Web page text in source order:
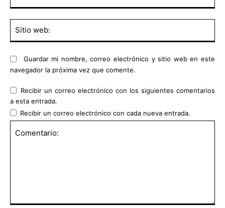
Guardar mi nombre, correo electrónico y sitio web en este
navegador la próxima vez que comente.
Recibir un correo electrónico con los siguientes comentarios
a esta entrada.
Recibir un correo electrónico con cada nueva entrada.